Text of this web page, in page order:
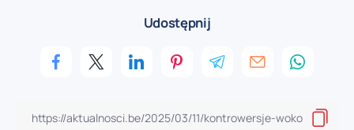
Udostępnij